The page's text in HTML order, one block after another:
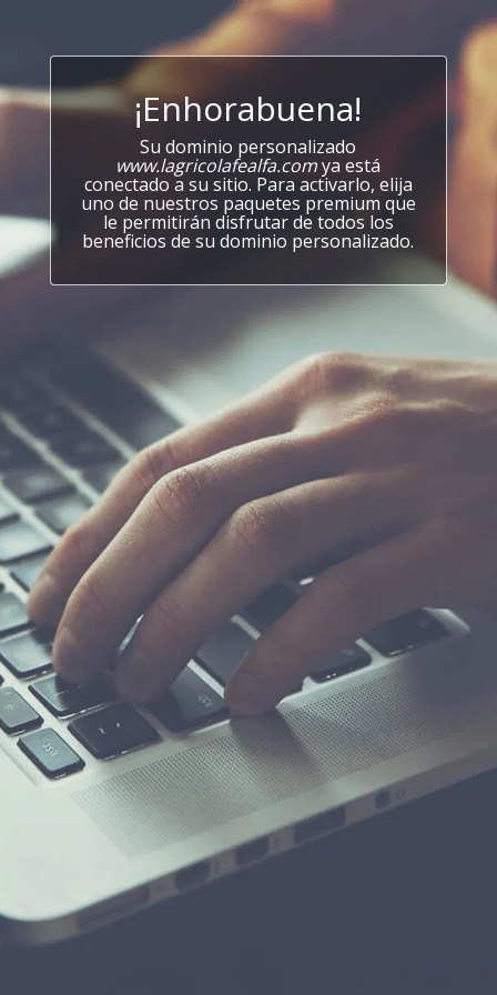
¡Enhorabuena!
Su dominio personalizado
www.lagricolafealfa.comya está
conectado a su sitio. Para activarlo, elija
uno de nuestros paquetes premium que
le permitirán disfrutar de todos los
beneficios de su dominio personalizado.